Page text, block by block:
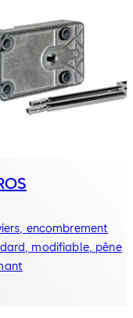
encombrement
modifiable, pêne